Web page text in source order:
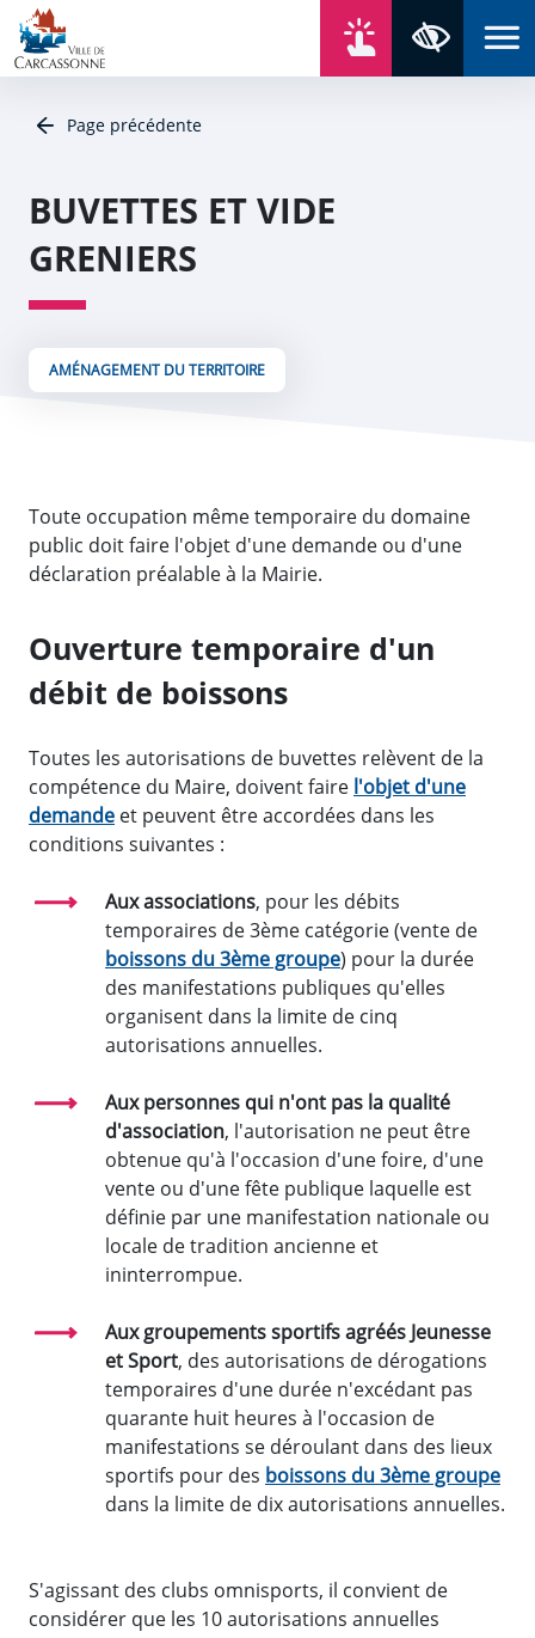
Aller au contenu
Aller au menu
Aller au plan du site
Aller à la recherche
Page précédente
BUVETTES ET VIDE
GRENIERS
AMÉNAGEMENT DU TERRITOIRE
Toute occupation même temporaire du domaine
public doit faire l'objet d'une demande ou d'une
déclaration préalable à la Mairie.
Ouverture temporaire d'un
débit de boissons
Toutes les autorisations de buvettes relèvent de la
compétence du Maire, doivent faire l'objet d'une
demande et peuvent être accordées dans les
conditions suivantes :
Aux associations, pour les débits
temporaires de 3ème catégorie (vente de
boissons du 3ème groupe) pour la durée
des manifestations publiques qu'elles
organisent dans la limite de cinq
autorisations annuelles.
Aux personnes qui n'ont pas la qualité
d'association, l'autorisation ne peut être
obtenue qu'à l'occasion d'une foire, d'une
vente ou d'une fête publique laquelle est
définie par une manifestation nationale ou
locale de tradition ancienne et
ininterrompue.
Aux groupements sportifs agréés Jeunesse
et Sport, des autorisations de dérogations
temporaires d'une durée n'excédant pas
quarante huit heures à l'occasion de
manifestations se déroulant dans des lieux
sportifs pour des boissons du 3ème groupe
dans la limite de dix autorisations annuelles.
S'agissant des clubs omnisports, il convient de
considérer que les 10 autorisations annuelles
Panneau de gestion des cookies